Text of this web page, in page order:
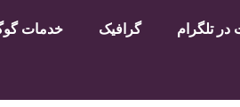
در تلگرام گرافیک خدمات